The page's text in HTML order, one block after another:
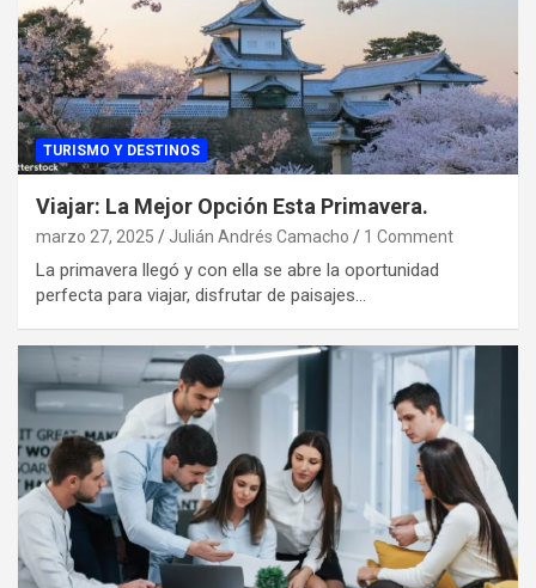
TURISMO Y DESTINOS
Viajar: La Mejor Opción Esta Primavera.
marzo 27, 2025 Julián Andrés Camacho 1 Comment
La primavera llegó y con ella se abre la oportunidad
perfecta para viajar, disfrutar de paisajes…